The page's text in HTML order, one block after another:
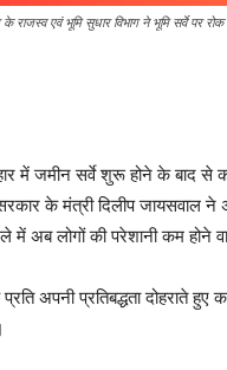
एवं भूमि सुधार विभाग ने भूमि सर्वे पर रोक
में जमीन सर्वे शुरू होने के बाद
के मंत्री दिलीप
में अब लोगों की परेशानी कम होने
अपनी प्रतिबद्धता दोहराते